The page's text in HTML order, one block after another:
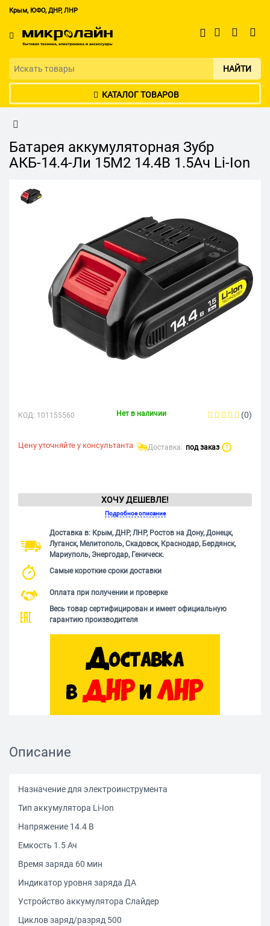
Крым, ЮФО, ДНР, ЛНР
НАЙТИ
КАТАЛОГ ТОВАРОВ
Батарея аккумуляторная Зубр
АКБ-14.4-Ли 15М2 14.4В 1.5Ач Li-Ion
КОД: 101155560 Нет в наличии (0)
Цену уточняйте у консультанта Доставка: под заказ ?
ХОЧУ ДЕШЕВЛЕ!
Подробное описание
Доставка в: Крым, ДНР, ЛНР, Ростов на Дону, Донецк,
Луганск, Мелитополь, Скадовск, Краснодар, Бердянск,
Мариуполь, Энергодар, Геническ.
Самые короткие сроки доставки
Оплата при получении и проверке
Весь товар сертифицирован и имеет официальную
гарантию производителя
Описание
Назначение для электроинструмента
Тип аккумулятора Li-Ion
Напряжение 14.4 В
Емкость 1.5 Ач
Время заряда 60 мин
Индикатор уровня заряда ДА
Устройство аккумулятора Слайдер
Циклов заряд/разряд 500